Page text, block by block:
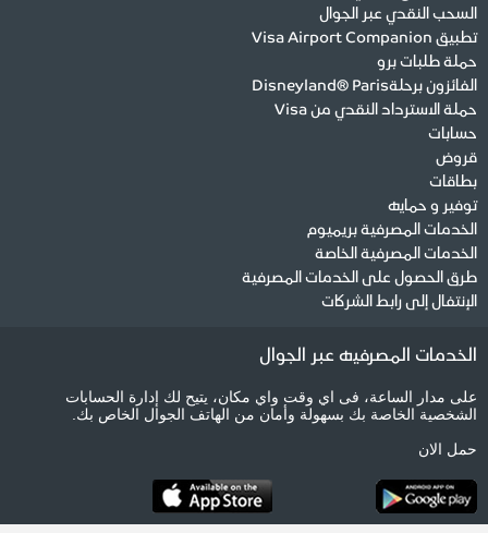
السحب النقدي عبر الجوال
تطبيق Visa Airport Companion
حملة طلبات برو
الفائزون برحلةDisneyland® Paris
حملة الاسترداد النقدي من Visa
حسابات
قروض
بطاقات
توفير و حمايه
الخدمات المصرفية بريميوم
الخدمات المصرفية الخاصة
طرق الحصول على الخدمات المصرفية
الإنتفال إلى رابط الشركات
الخدمات المصرفيه عبر الجوال
على مدار الساعة، فى اي وقت واي مكان، يتيح لك إدارة الحسابات
الشخصية الخاصة بك بسهولة وأمان من الهاتف الجوال الخاص بك.
حمل الان